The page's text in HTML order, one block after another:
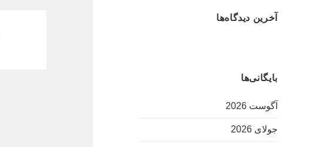
آخرین دیدگاه‌ها
بایگانی‌ها
آگوست 2026
جولای 2026